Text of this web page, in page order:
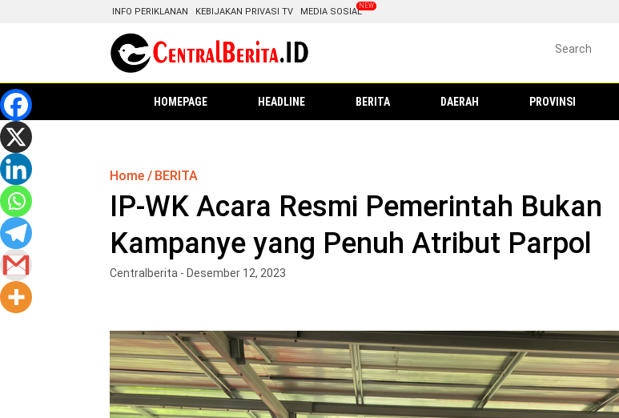
INFO PERIKLANAN KEBIJAKAN PRIVASI TV MEDIA SOSIAL
HOMEPAGE HEADLINE BERITA DAERAH PROVINSI
Home BERITA
IP-WK Acara Resmi Pemerintah Bukan
Kampanye yang Penuh Atribut Parpol
Centralberita - Desember 12, 2023